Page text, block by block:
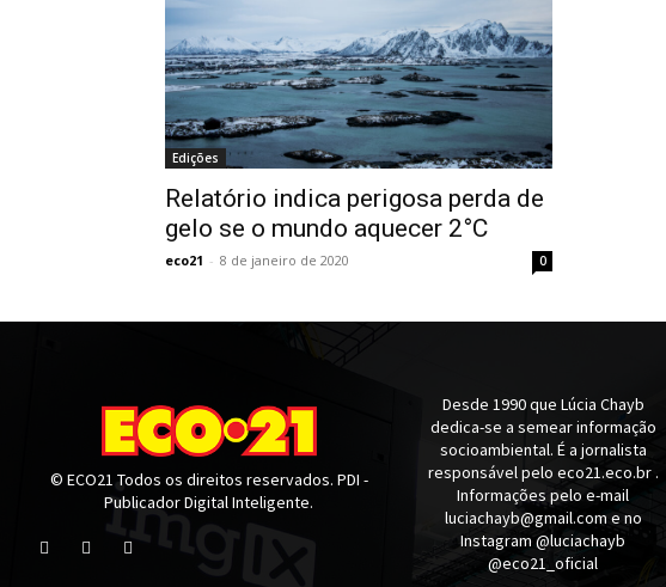
Edições
Relatório indica perigosa perda de
gelo se o mundo aquecer 2°C
eco21 - 8 de janeiro de 2020 0
© ECO21 Todos os direitos reservados. PDI -
Publicador Digital Inteligente.
Desde 1990 que Lúcia Chayb
dedica-se a semear informação
socioambiental. É a jornalista
responsável pelo eco21.eco.br .
Informações pelo e-mail
luciachayb@gmail.com e no
Instagram @luciachayb
@eco21_oficial